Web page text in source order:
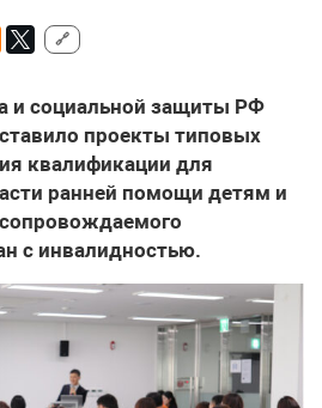
🔗
и социальной защиты РФ
проекты типовых
квалификации для
ранней помощи детям и
с инвалидностью.